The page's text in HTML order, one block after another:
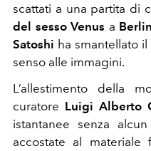
scattati a una partita di
del sesso Venus a
Satoshi ha smantellato
senso alle immagini.
L’allestimento della
curatore Luigi Alberto
istantanee senza
accostate al materiale